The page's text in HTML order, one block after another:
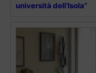
università dell’Isola”